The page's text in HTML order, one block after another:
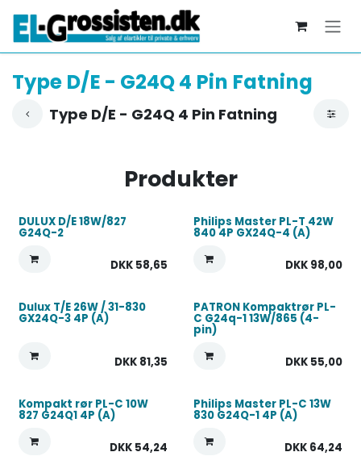
Type D/E - G24Q 4 Pin Fatning
Type D/E - G24Q 4 Pin Fatning
Produkter
DULUX D/E 18W/827
G24Q-2
DKK 58,65
Philips Master PL-T 42W
840 4P GX24Q-4 (A)
DKK 98,00
Dulux T/E 26W / 31-830
GX24Q-3 4P (A)
DKK 81,35
PATRON Kompaktrør PL-
C G24q-1 13W/865 (4-
pin)
DKK 55,00
Kompakt rør PL-C 10W
827 G24Q1 4P (A)
DKK 54,24
Philips Master PL-C 13W
830 G24Q-1 4P (A)
DKK 64,24